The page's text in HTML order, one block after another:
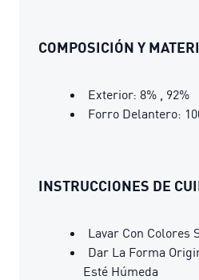
COMPOSICIÓN Y
Exterior: 8% , 92%
Forro Delantero:
INSTRUCCIONES DE
Lavar Con Colores
Dar La Forma
Esté Húmeda